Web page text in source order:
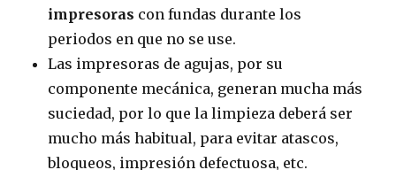
impresoras con fundas durante los
periodos en que no se use.
Las impresoras de agujas, por su
componente mecánica, generan mucha más
suciedad, por lo que la limpieza deberá ser
mucho más habitual, para evitar atascos,
bloqueos, impresión defectuosa, etc.